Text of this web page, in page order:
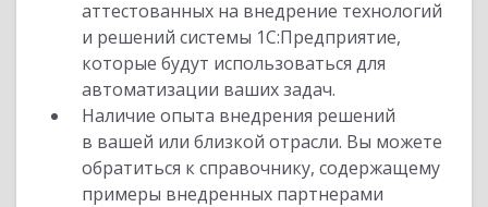
аттестованных на внедрение технологий
и решений системы 1С:Предприятие,
которые будут использоваться для
автоматизации ваших задач.
Наличие опыта внедрения решений
в вашей или близкой отрасли. Вы можете
обратиться к справочнику, содержащему
примеры внедренных партнерами